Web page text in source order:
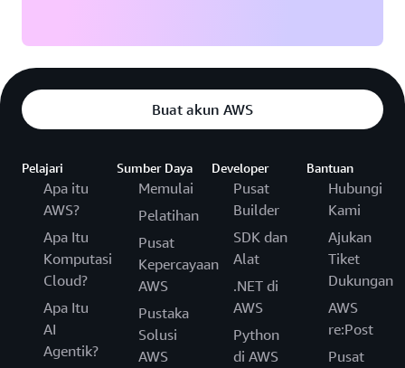
Buat akun AWS
Pelajari
Apa itu
AWS?
Apa Itu
Komputasi
Cloud?
Apa Itu
AI
Agentik?
Sumber Daya
Memulai
Pelatihan
Pusat
Kepercayaan
AWS
Pustaka
Solusi
AWS
Developer
Pusat
Builder
SDK dan
Alat
.NET di
AWS
Python
di AWS
Bantuan
Hubungi
Kami
Ajukan
Tiket
Dukungan
AWS
re:Post
Pusat